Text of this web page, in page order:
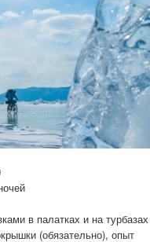
в палатках и на турбазах
(обязательно), опыт